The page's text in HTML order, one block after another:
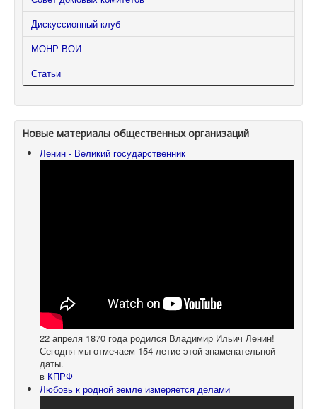
Дискуссионный клуб
МОНР ВОИ
Статьи
Новые материалы общественных организаций
Ленин - Великий государственник
22 апреля 1870 года родился Владимир Ильич Ленин!
Сегодня мы отмечаем 154-летие этой знаменательной
даты.
в КПРФ
Любовь к родной земле измеряется делами